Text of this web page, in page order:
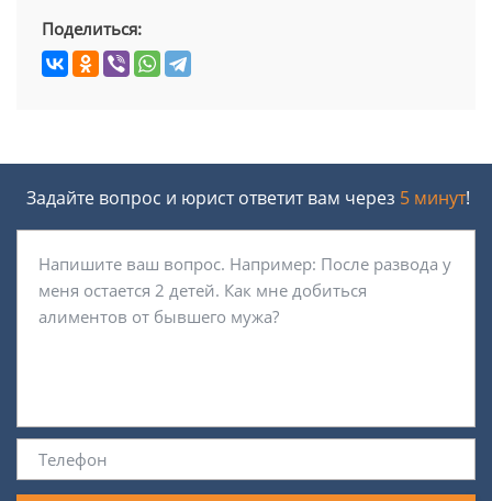
Поделиться:
Задайте вопрос и юрист ответит вам через 5 минут!